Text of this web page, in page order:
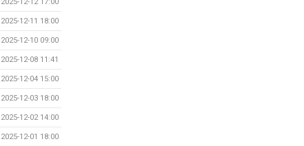
2025-12-11 18:00
2025-12-10 09:00
2025-12-08 11:41
2025-12-04 15:00
2025-12-03 18:00
2025-12-02 14:00
2025-12-01 18:00